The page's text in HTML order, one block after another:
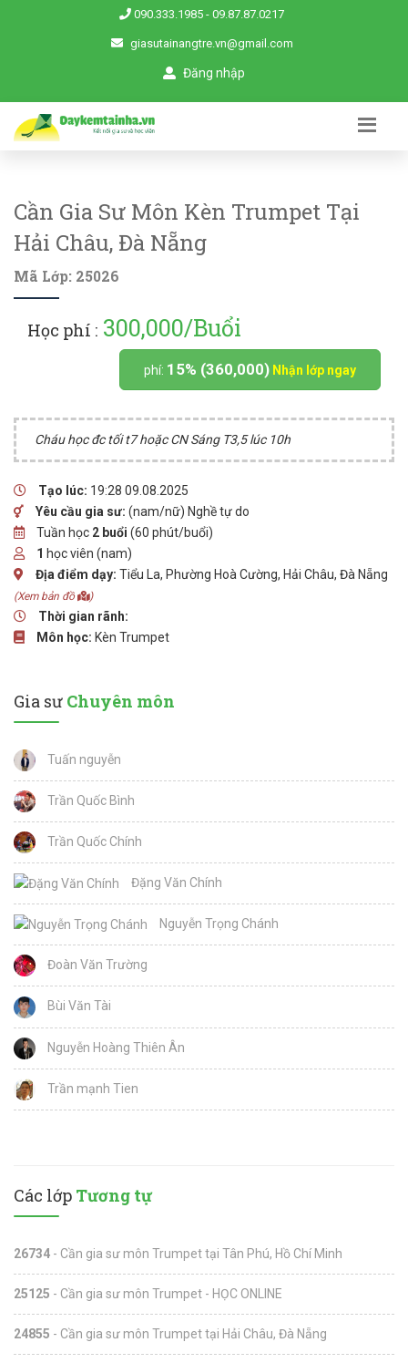
090.333.1985 - 09.87.87.0217
giasutainangtre.vn@gmail.com
Đăng nhập
Cần Gia Sư Môn Kèn Trumpet Tại
Hải Châu, Đà Nẵng
Mã Lớp: 25026
Học phí : 300,000/Buổi
phí: 15% (360,000) Nhận lớp ngay
Cháu học đc tối t7 hoặc CN Sáng T3,5 lúc 10h
Tạo lúc: 19:28 09.08.2025
Yêu cầu gia sư: (nam/nữ) Nghề tự do
Tuần học 2 buổi (60 phút/buổi)
1 học viên (nam)
Địa điểm dạy: Tiểu La, Phường Hoà Cường, Hải Châu, Đà Nẵng
(Xem bản đồ )
Thời gian rãnh:
Môn học: Kèn Trumpet
Gia sư Chuyên môn
Tuấn nguyễn
Trần Quốc Bình
Trần Quốc Chính
Đặng Văn Chính
Nguyễn Trọng Chánh
Đoàn Văn Trường
Bùi Văn Tài
Nguyễn Hoàng Thiên Ân
Trần mạnh Tien
Các lớp Tương tự
26734 - Cần gia sư môn Trumpet tại Tân Phú, Hồ Chí Minh
25125 - Cần gia sư môn Trumpet - HỌC ONLINE
24855 - Cần gia sư môn Trumpet tại Hải Châu, Đà Nẵng